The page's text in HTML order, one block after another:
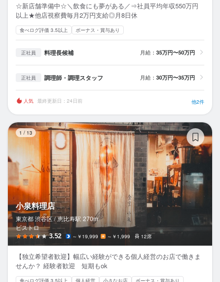
☆新店舗準備中☆＼飲食にも夢がある／⇒社員平均年収550万円
以上★他店視察費毎月2万円支給◎月8日休
食べログ評価 3.5以上 ボーナス・賞与あり
正社員 料理長候補 月給： 35万円〜50万円
正社員 調理師・調理スタッフ 月給： 30万円〜35万円
人気 最終更新日：24日前 他2件
1 / 13
小泉料理店
東京都 渋谷区 / 恵比寿駅 270m
ビストロ
3.52 ～￥19,999 ～￥1,999 12席
【独立希望者歓迎】幅広い経験ができる個人経営のお店で働きま
せんか？ 経験者歓迎 短期もok
食べログ評価 3.5以上 個人経営 小さなお店 ボーナス・賞与あり